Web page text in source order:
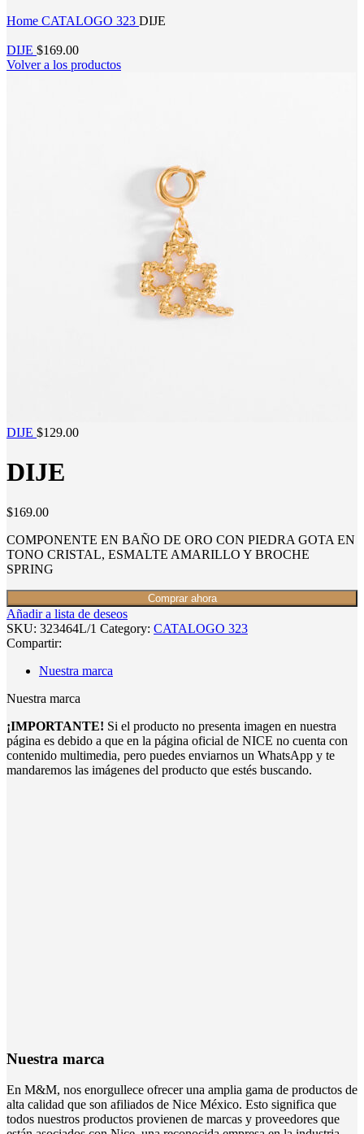
Home CATALOGO 323 DIJE
DIJE $169.00
Volver a los productos
DIJE $129.00
DIJE
$169.00
COMPONENTE EN BAÑO DE ORO CON PIEDRA GOTA EN
TONO CRISTAL, ESMALTE AMARILLO Y BROCHE
SPRING
Comprar ahora
Añadir a lista de deseos
SKU: 323464L/1 Category: CATALOGO 323
Compartir:
Nuestra marca
Nuestra marca
¡IMPORTANTE! Si el producto no presenta imagen en nuestra
página es debido a que en la página oficial de NICE no cuenta con
contenido multimedia, pero puedes enviarnos un WhatsApp y te
mandaremos las imágenes del producto que estés buscando.
Nuestra marca
En M&M, nos enorgullece ofrecer una amplia gama de productos de
alta calidad que son afiliados de Nice México. Esto significa que
todos nuestros productos provienen de marcas y proveedores que